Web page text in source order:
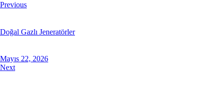
Previous
Doğal Gazlı Jeneratörler
Mayıs 22, 2026
Next